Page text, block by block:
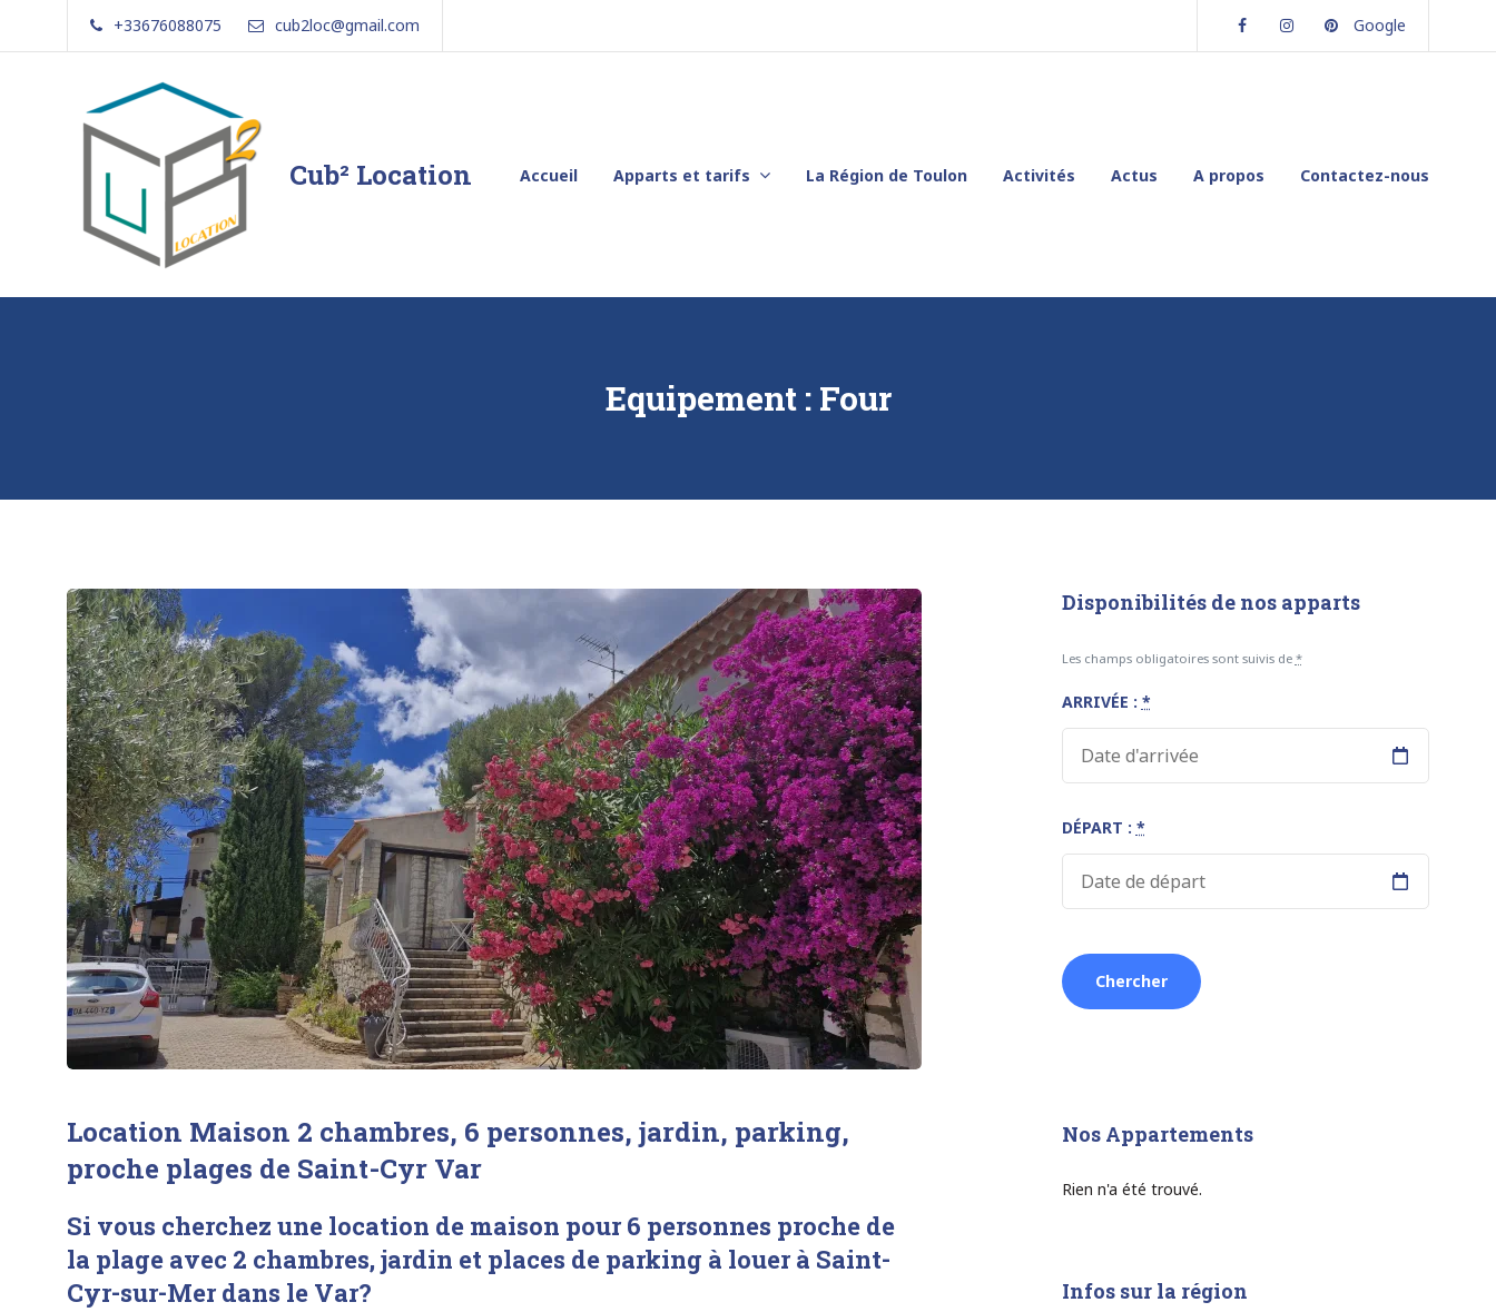
content
+33676088075 cub2loc@gmail.com FacebookInstagramPinterest
Google
Cub² Location
vous!
Accueil Apparts et tarifs La Région de Toulon Activités Actus A propos Contactez-nous
Equipement : Four
Location Maison 2 chambres, 6 personnes, jardin, parking,
proche plages de Saint-Cyr Var
Si vous cherchez une location de maison pour 6 personnes proche de
la plage avec 2 chambres,jardin et places de parking à louer à Saint-
Cyr-sur-Mer dans le Var?
Disponibilités de nos apparts
Les champs obligatoires sont suivis de *
ARRIVÉE : *
DÉPART : *
Nos Appartements
Rien n'a été trouvé.
Infos sur la région